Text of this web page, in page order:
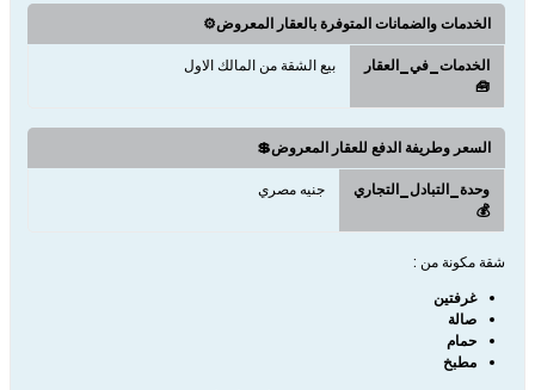
الخدمات والضمانات المتوفرة بالعقار المعروض⚙️
الخدمات_في_العقار
🧰
بيع الشقة من المالك الاول
السعر وطريفة الدفع للعقار المعروض💲
وحدة_التبادل_التجاري
💰
جنيه مصري
شقة مكونة من :
غرفتين
صالة
حمام
مطبخ